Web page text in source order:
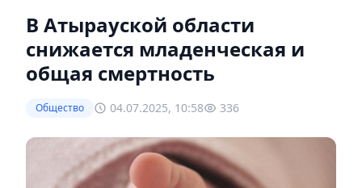
В Атырауской области
снижается младенческая и
общая смертность
Общество 04.07.2025, 10:58 336